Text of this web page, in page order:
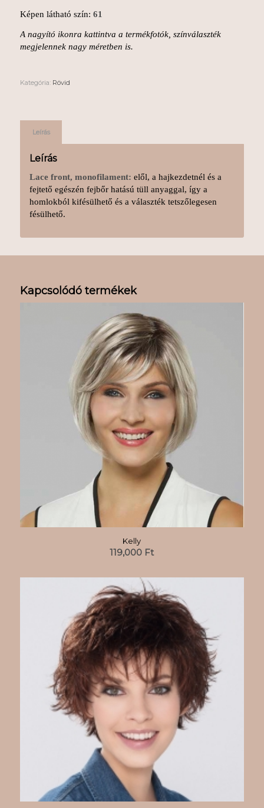
Képen látható szín: 61
A nagyító ikonra kattintva a termékfotók, színválaszték
megjelennek nagy méretben is.
Kategória: Rövid
Leírás
Leírás
Lace front, monofilament: elől, a hajkezdetnél és a
fejtető egészén fejbőr hatású tüll anyaggal, így a
homlokból kifésülhető és a választék tetszőlegesen
fésülhető.
Kapcsolódó termékek
Kelly
119,000 Ft